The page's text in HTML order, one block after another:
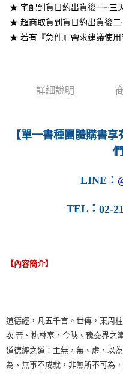
7-11取貨付款
每筆NT$60
宅配-台灣本島
每筆NT$160
★ 宅配到貨日約出貨後一~三
★ 超商取貨到貨日約出貨後二
★ 若有『急件』需求建議使用
詳細說明
【單一書種團體購書
LINE ：
TEL ： 02-
【內容簡介】
道德經，凡五千言。世傳，東周
次 晉、桃林塞，今陝、豫交界之
道德經之道：主無，無、虛，以
為、無事不成就，非無所不可為